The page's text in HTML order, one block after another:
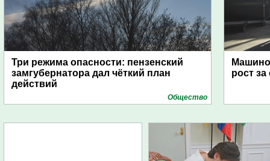
Три режима опасности: пензенский
замгубернатора дал чёткий план
действий
Общество
рост за